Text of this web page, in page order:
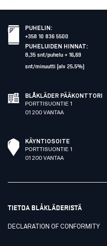
PUHELIN :
+358 10 836 5500
PUHELUIDEN HINNAT:
8,35 snt/puhelu + 16,69
snt/minuutti (alv 25.5%)
BLÅKLÄDER PÄÄKONTTORI
PORTTISUONTIE 1
01200 VANTAA
KÄYNTIOSOITE
PORTTISUONTIE 1
01200 VANTAA
TIETOA BLÅKLÄDERISTÄ
DECLARATION OF CONFORMITY